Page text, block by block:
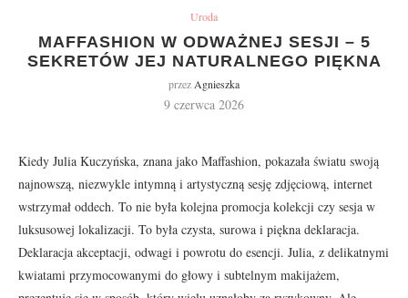
Uroda
MAFFASHION W ODWAŻNEJ SESJI – 5
SEKRETÓW JEJ NATURALNEGO PIĘKNA
przez Agnieszka
9 czerwca 2026
Kiedy Julia Kuczyńska, znana jako Maffashion, pokazała światu swoją
najnowszą, niezwykle intymną i artystyczną sesję zdjęciową, internet
wstrzymał oddech. To nie była kolejna promocja kolekcji czy sesja w
luksusowej lokalizacji. To była czysta, surowa i piękna deklaracja.
Deklaracja akceptacji, odwagi i powrotu do esencji. Julia, z delikatnymi
kwiatami przymocowanymi do głowy i subtelnym makijażem,